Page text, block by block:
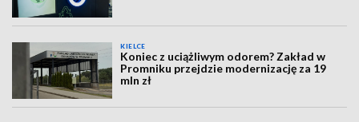
KIELCE
Koniec z uciążliwym odorem? Zakład w
Promniku przejdzie modernizację za 19
mln zł